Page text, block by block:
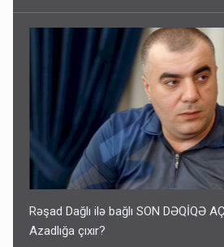
Rəşad Dağlı ilə bağlı SON DƏQİQƏ
Azadlığa çıxır?